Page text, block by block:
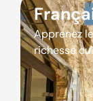
Apprenez
richesse